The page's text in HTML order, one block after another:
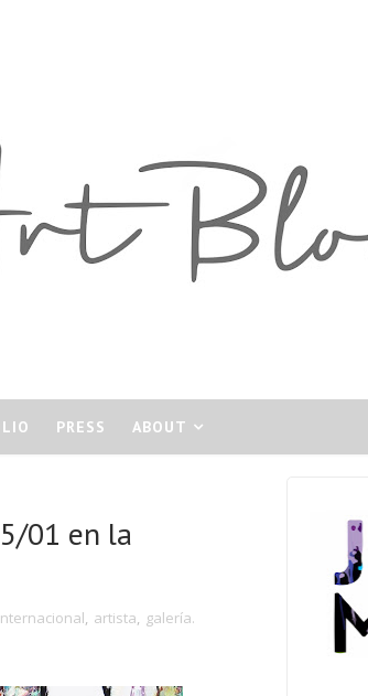
PRESS ABOUT
01 en la
, artista, galería.